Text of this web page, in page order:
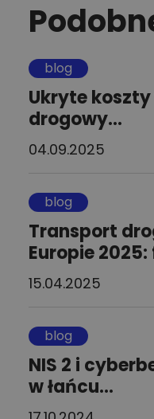
blog
Ukryte
drogowy...
04.09.2025
blog
Transport
Europie 2025:
15.04.2025
blog
NIS 2 i
w łańcu...